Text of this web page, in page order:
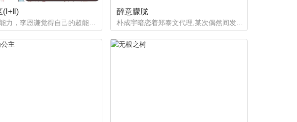
醉意朦胧